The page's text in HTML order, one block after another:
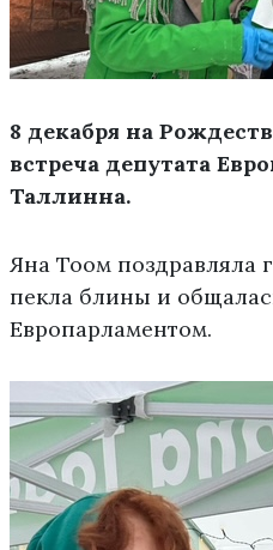
8 декабря на
встреча депутата
Таллинна.
Яна Тоом поздравляла
пекла блины и
Европарламентом.